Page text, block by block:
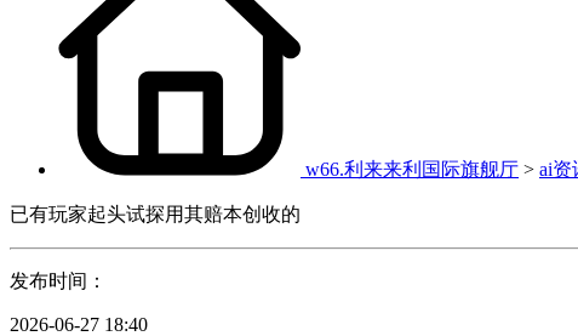
w66.利来来利国际旗舰厅 > ai资
已有玩家起头试探用其赔本创收的
发布时间：
2026-06-27 18:40